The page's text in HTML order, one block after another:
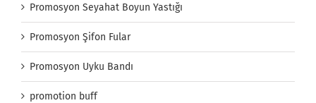
Promosyon Seyahat Boyun Yastığı
Promosyon Şifon Fular
Promosyon Uyku Bandı
promotion buff